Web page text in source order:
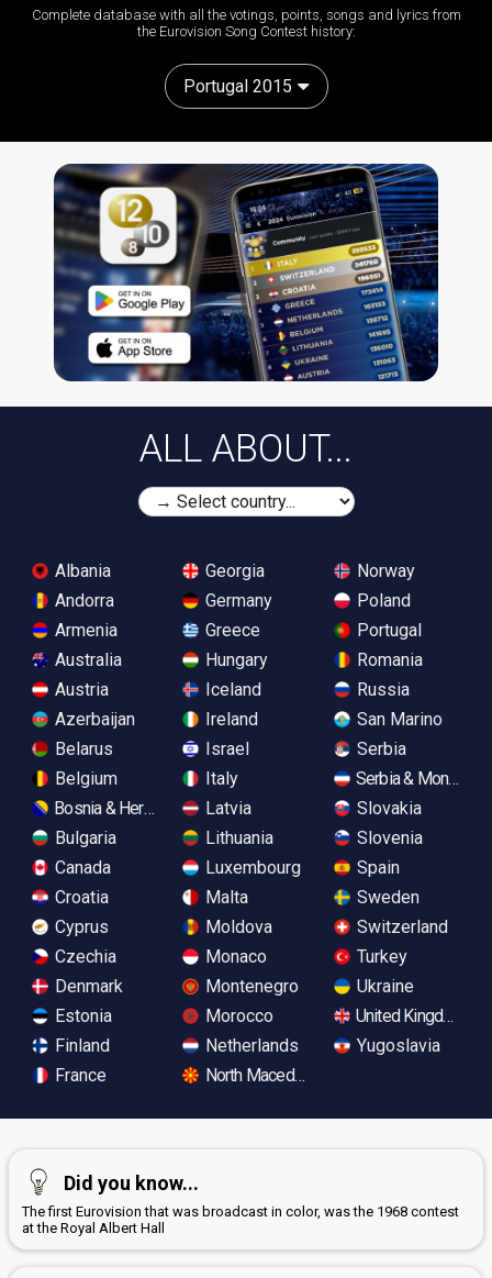
Complete database with all the votings, points, songs and lyrics from
the Eurovision Song Contest history:
Portugal 2015
ALL ABOUT...
Albania
Andorra
Armenia
Australia
Austria
Azerbaijan
Belarus
Belgium
Bosnia & Herzegovina
Bulgaria
Canada
Croatia
Cyprus
Czechia
Denmark
Estonia
Finland
France
Georgia
Germany
Greece
Hungary
Iceland
Ireland
Israel
Italy
Latvia
Lithuania
Luxembourg
Malta
Moldova
Monaco
Montenegro
Morocco
Netherlands
North Macedonia
Norway
Poland
Portugal
Romania
Russia
San Marino
Serbia
Serbia &
Slovakia
Slovenia
Spain
Sweden
Switzerland
Turkey
Ukraine
United Kingdom
Yugoslavia
Did you know...
The first Eurovision that was broadcast in color, was the 1968 contest
at the Royal Albert Hall